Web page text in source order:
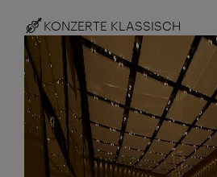
KONZERTE KLASSISCH